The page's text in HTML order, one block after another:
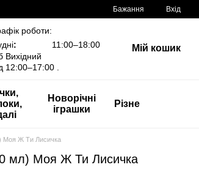
Бажання Вхід
роботи:
:
11:00–18:00
Вихідний
12:00–17:00 .
Мій кошик
Новорічні
іграшки
Різне
Моя Ж Ти Лисичка
мл) Моя Ж Ти Лисичка